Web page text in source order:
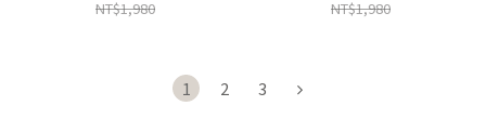
NT$1,980 NT$1,980
1 2 3